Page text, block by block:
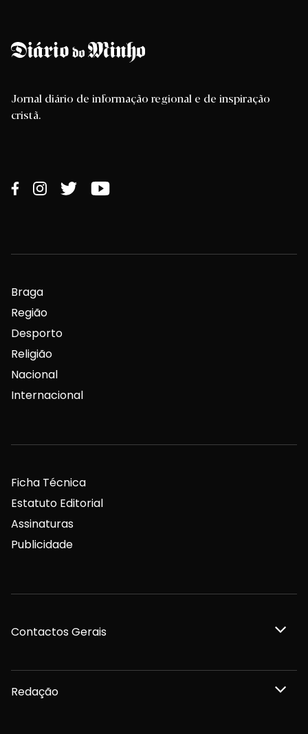
Jornal diário de informação regional e de inspiração
cristã.
Braga
Região
Desporto
Religião
Nacional
Internacional
Ficha Técnica
Estatuto Editorial
Assinaturas
Publicidade
Contactos Gerais
Redação